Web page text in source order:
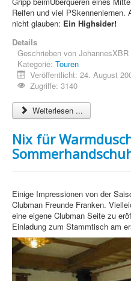
Reifen und viel PSkennenlernen.
nicht glauben: Ein Highsider!
Details
Geschrieben von JohannesXBR
Kategorie: Touren
Veröffentlicht: 24. August
Zugriffe: 3140
Weiterlesen ...
Nix für
Einige Impressionen von der
Clubman Freunde Franken.
eine eigene Clubman Seite zu
Einladung zum Stammtisch am